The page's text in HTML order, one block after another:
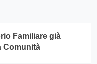
Familiare già
Comunità